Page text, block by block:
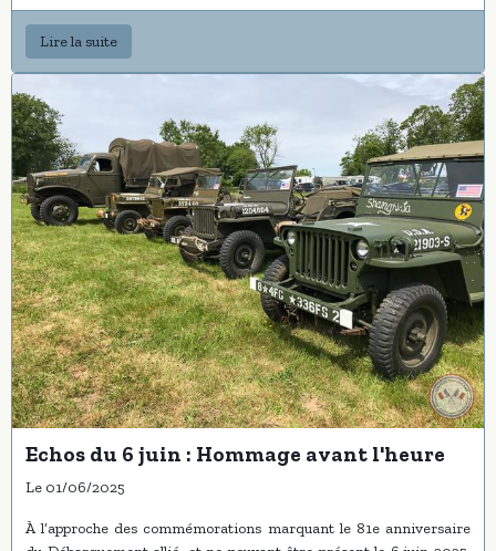
Lire la suite
Echos du 6 juin : Hommage avant l'heure
Le 01/06/2025
À l’approche des commémorations marquant le 81e anniversaire